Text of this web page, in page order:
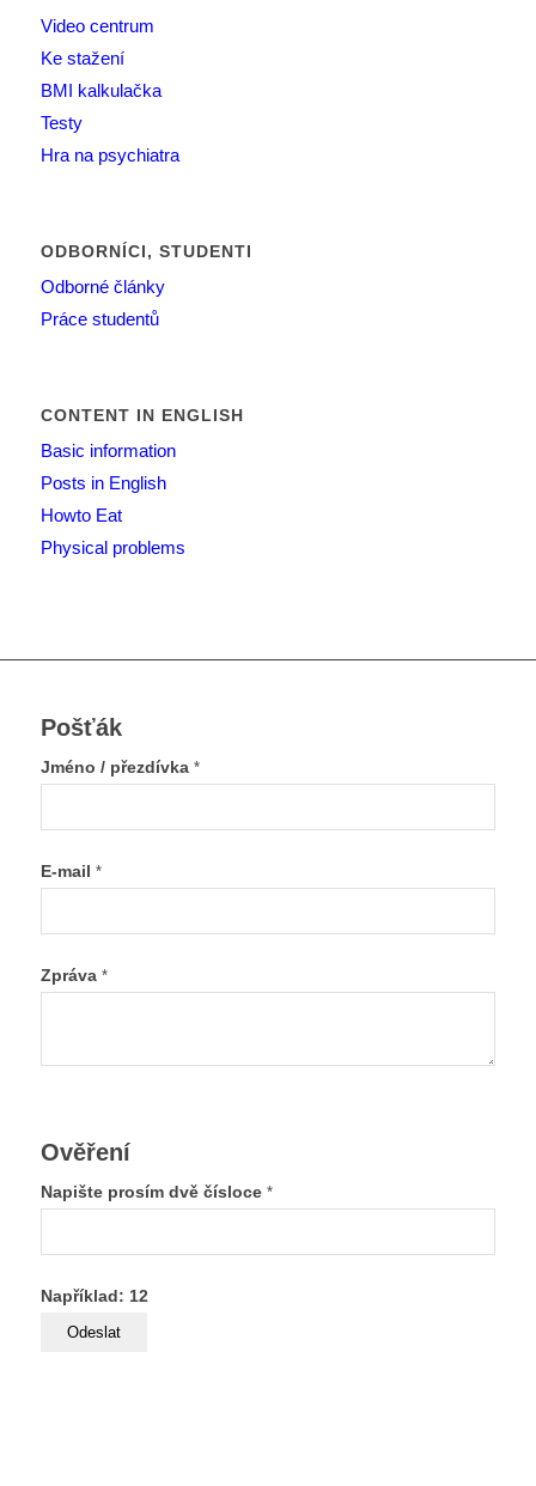
Video centrum
Ke stažení
BMI kalkulačka
Testy
Hra na psychiatra
ODBORNÍCI, STUDENTI
Odborné články
Práce studentů
CONTENT IN ENGLISH
Basic information
Posts in English
Howto Eat
Physical problems
Pošťák
Jméno / přezdívka *
E-mail *
Zpráva *
Ověření
Napište prosím dvě čísloce *
Například: 12